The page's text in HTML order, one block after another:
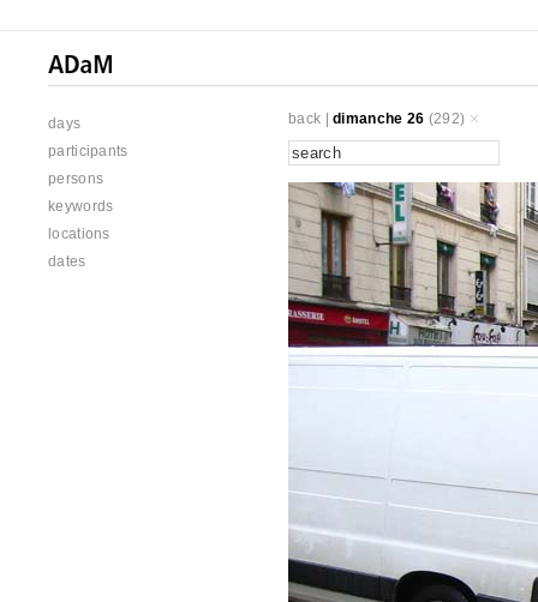
days
participants
persons
keywords
locations
dates
back |dimanche 26 (292)